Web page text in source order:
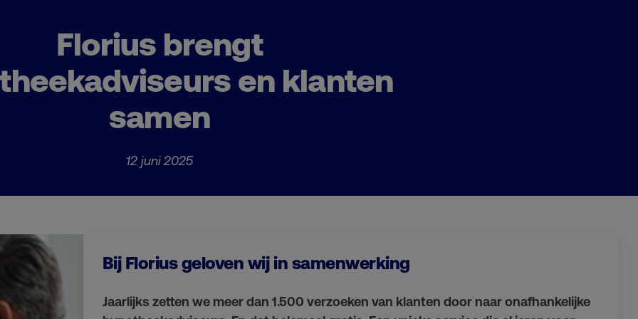
Florius brengt
en klanten
samen
12 juni 2025
Bij Florius geloven wij in samenwerking
Jaarlijks zetten we meer dan 1.500 verzoeken van klanten door naar onafhankelijke